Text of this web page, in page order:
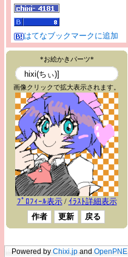
はてなブックマークに追加
Powered by Chixi.jp and OpenPNE